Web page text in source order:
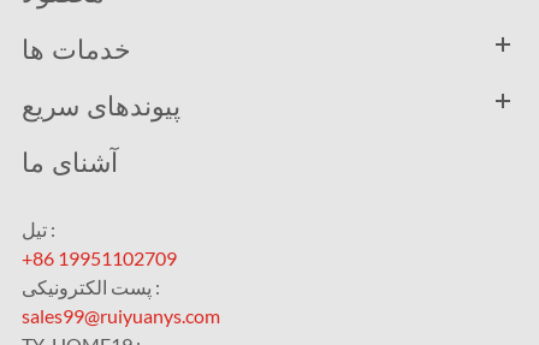
خدمات ها
پیوندهای سریع
آشنای ما
تیل :
+86 19951102709
پست الکترونیکی :
sales99@ruiyuanys.com